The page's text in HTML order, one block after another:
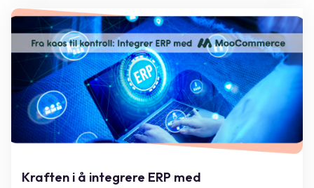
Kraften i å integrere ERP med